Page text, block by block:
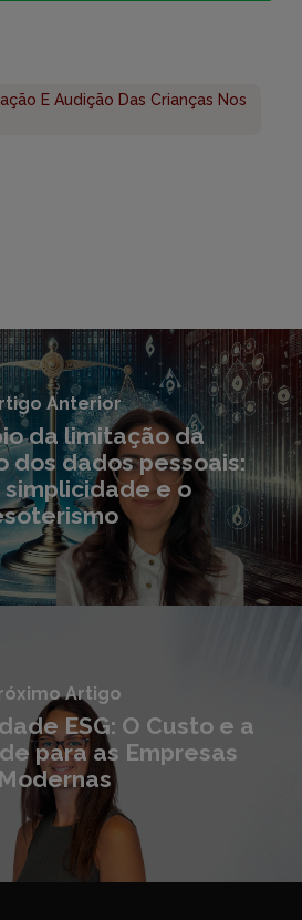
E Audição Das Crianças Nos
Anterior
da limitação da
dos dados pessoais:
e o
Artigo
ESG: O Custo e a
para as Empresas
Modernas